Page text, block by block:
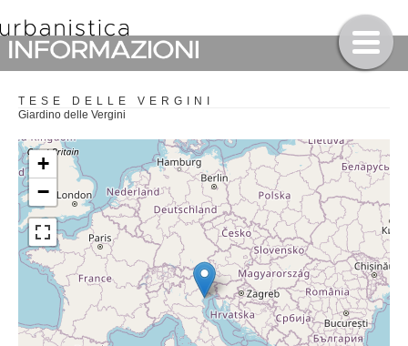
TESE DELLE VERGINI
Giardino delle Vergini
+
−